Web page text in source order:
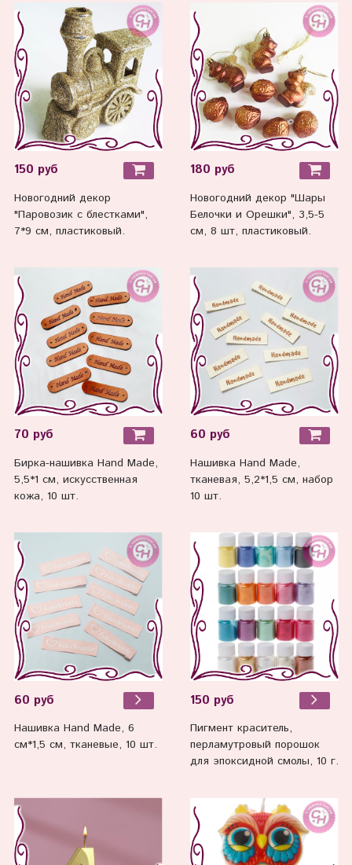
150 руб
Новогодний декор
"Паровозик с блестками",
7*9 см, пластиковый.
180 руб
Новогодний декор "Шары
Белочки и Орешки", 3,5-5
см, 8 шт, пластиковый.
70 руб
Бирка-нашивка Hand Made,
5,5*1 см, искусственная
кожа, 10 шт.
60 руб
Нашивка Hand Made,
тканевая, 5,2*1,5 см, набор
10 шт.
60 руб
Нашивка Hand Made, 6
см*1,5 см, тканевые, 10 шт.
150 руб
Пигмент краситель,
перламутровый порошок
для эпоксидной смолы, 10 г.